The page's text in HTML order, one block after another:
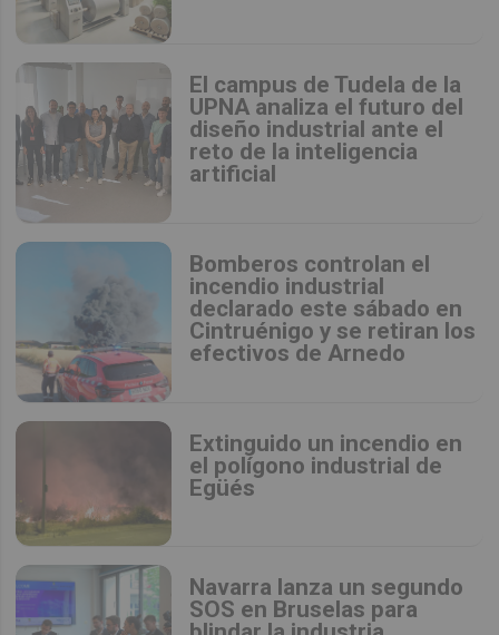
El campus de Tudela de la
UPNA analiza el futuro del
diseño industrial ante el
reto de la inteligencia
artificial
Bomberos controlan el
incendio industrial
declarado este sábado en
Cintruénigo y se retiran los
efectivos de Arnedo
Extinguido un incendio en
el polígono industrial de
Egüés
Navarra lanza un segundo
SOS en Bruselas para